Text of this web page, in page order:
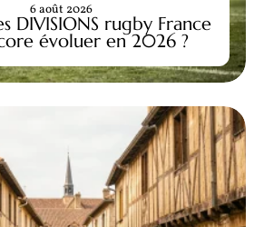
DIVISIONS rugby France
évoluer en 2026 ?
6 août 2026